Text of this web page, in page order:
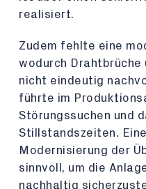
realisiert.
Zudem fehlte eine
wodurch Drahtbrüche
nicht eindeutig
führte im
Störungssuchen und
Stillstandszeiten.
Modernisierung der
sinnvoll, um die
nachhaltig